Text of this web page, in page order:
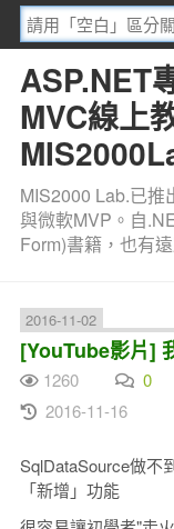
ASP.NET
MVC線上
MIS2000 Lab.已
與微軟MVP。自
Form)書籍，也有
2016-11-02
[YouTube影片]
1260 0
2016-11-16
SqlDataSource做不
「新增」功能